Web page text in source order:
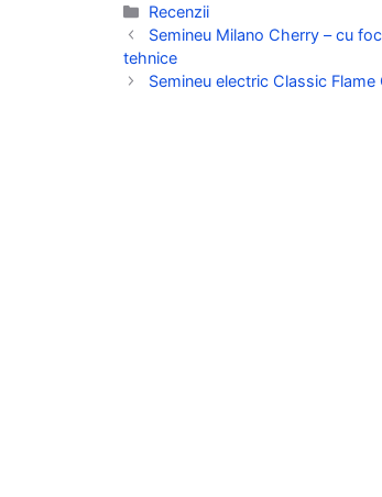
Categorii
Recenzii
Semineu Milano Cherry – cu
tehnice
Semineu electric Classic